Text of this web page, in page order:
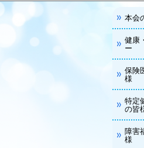
本会
健康
ー
保険
様
特定
の皆
障害
様